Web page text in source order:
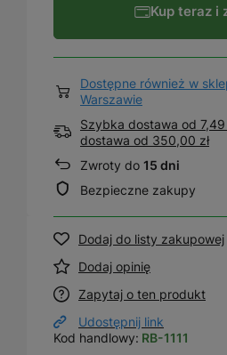
Kup teraz i
Dostępne również w
Warszawie
Szybka dostawa od 7,49
dostawa od 350,00 zł
Zwroty do 15 dni
Bezpieczne zakupy
Dodaj do listy zakupowej
Dodaj opinię
Zapytaj o ten produkt
Udostępnij link
Kod handlowy: RB-1111